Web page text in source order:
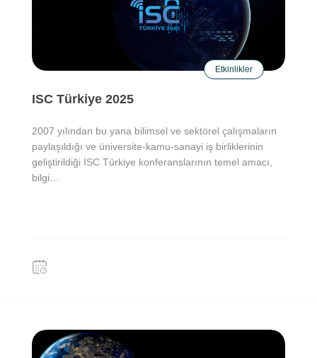
Etkinlikler
ISC Türkiye 2025
2007 yılından bu yana bilimsel ve sektörel çalışmaların
paylaşıldığı ve üniversite-kamu-sanayi iş birliklerinin
geliştirildiği ISC Türkiye konferanslarının temel amacı,
bilgi…